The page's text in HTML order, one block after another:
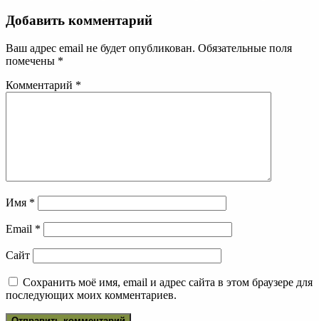
Добавить комментарий
Ваш адрес email не будет опубликован. Обязательные поля
помечены *
Комментарий *
Имя *
Email *
Сайт
Сохранить моё имя, email и адрес сайта в этом браузере для
последующих моих комментариев.